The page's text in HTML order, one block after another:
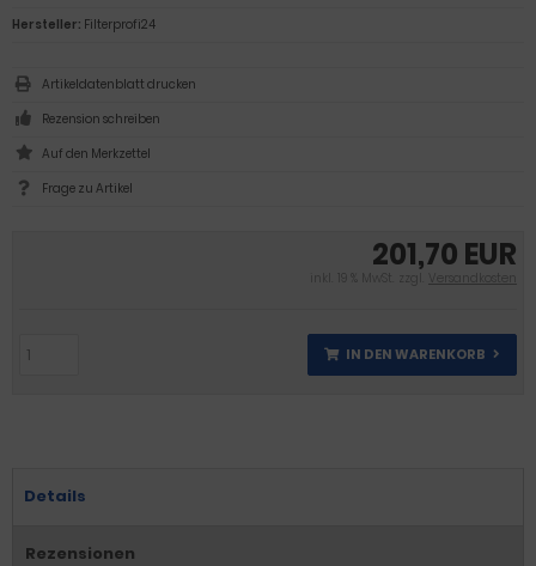
201,70 EUR
inkl. 19 % MwSt. zzgl. Versandkosten
IN DEN WARENKORB
Hersteller: Filterprofi24
Artikeldatenblatt drucken
Rezension schreiben
Frage zu Artikel
Details
Rezensionen